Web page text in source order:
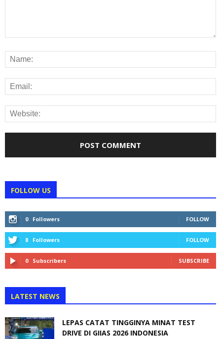
FOLLOW US
0 Followers FOLLOW
8 Followers FOLLOW
0 Subscribers SUBSCRIBE
LATEST NEWS
LEPAS CATAT TINGGINYA MINAT TEST
DRIVE DI GIIAS 2026 INDONESIA